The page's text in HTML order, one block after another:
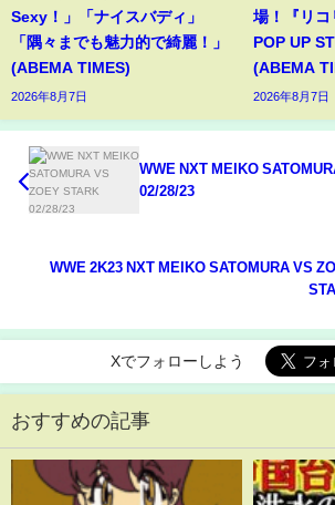
Sexy！」「ナイスバディ」
「隅々までも魅力的で綺麗！」
(ABEMA TIMES)
2026年8月7日
場！『リコ
POP UP
(ABEMA
2026年8月7日
WWE NXT MEIKO
02/28/23
WWE 2K23 NXT MEIKO SATOMURA VS
Xでフォローしよう
おすすめの記事